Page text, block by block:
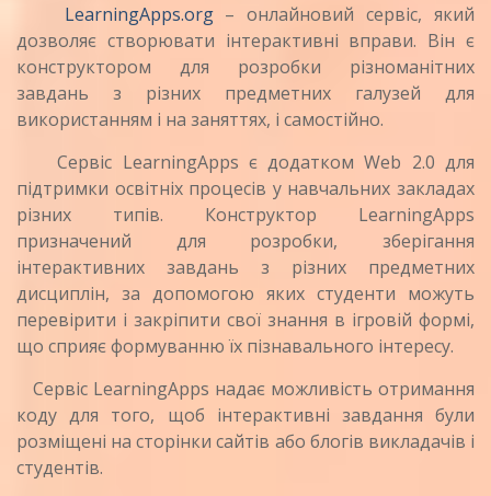
LearningApps.org– онлайновий сервіс, який
дозволяє створювати інтерактивні вправи. Він є
конструктором для розробки різноманітних
завдань з різних предметних галузей для
використанням і на заняттях, і самостійно.
Сервіс LearningApps є додатком Web 2.0 для
підтримки освітніх процесів у навчальних закладах
різних типів. Конструктор LearningApps
призначений для розробки, зберігання
інтерактивних завдань з різних предметних
дисциплін, за допомогою яких студенти можуть
перевірити і закріпити свої знання в ігровій формі,
що сприяє формуванню їх пізнавального інтересу.
Сервіс LearningApps надає можливість отримання
коду для того, щоб інтерактивні завдання були
розміщені на сторінки сайтів або блогів викладачів і
студентів.